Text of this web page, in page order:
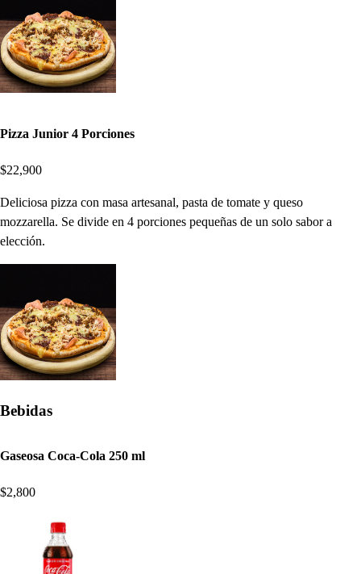
Pizza Junior 4 Porciones
$22,900
Deliciosa pizza con masa artesanal, pasta de tomate y queso
mozzarella. Se divide en 4 porciones pequeñas de un solo sabor a
elección.
Bebidas
Gaseosa Coca-Cola 250 ml
$2,800